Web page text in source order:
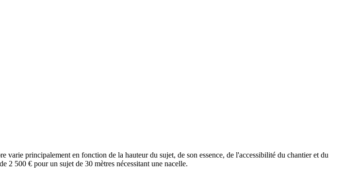
principalement en fonction de la hauteur du sujet, de son essence, de l'accessibilité du chantier et du
2 500 € pour un sujet de 30 mètres nécessitant une nacelle.